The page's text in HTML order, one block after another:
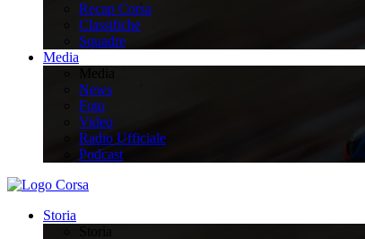
Recap Corsa
Classifiche
Squadre
Media
News
Foto
Video
Radio Ufficiale
Podcast
Storia